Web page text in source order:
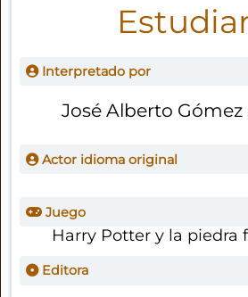
Interpretado por
José Alberto
Actor idioma original
Juego
Harry Potter y la piedra
Editora